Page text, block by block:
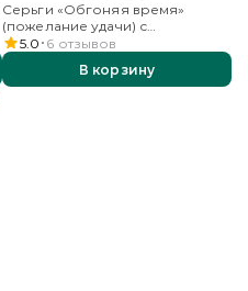
Серьги «Обгоняя время»
(пожелание удачи) с
английским замком из
красного золота с гранатами
5.0 6 отзывов
В корзину